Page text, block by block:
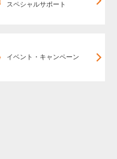
スペシャルサポート
イベント・キャンペーン